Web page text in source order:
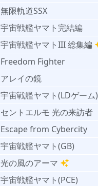
無限軌道SSX
宇宙戦艦ヤマト完結編
宇宙戦艦ヤマトIII 総集編
Freedom Fighter
アレイの鏡
宇宙戦艦ヤマト(LDゲーム)
セントエルモ 光の来訪者
Escape from Cybercity
宇宙戦艦ヤマト(GB)
光の風のアーマ
宇宙戦艦ヤマト(PCE)